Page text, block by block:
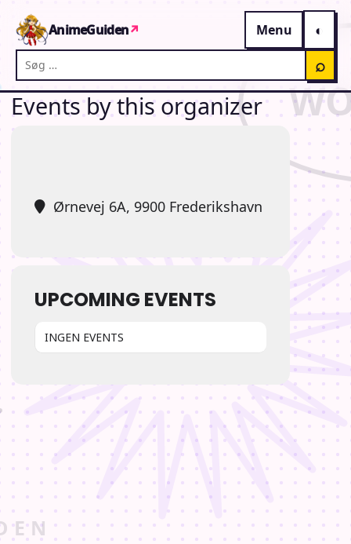
AnimeGuiden↗
Menu
Søg på AnimeGuiden
⌕
Events by this organizer
Ørnevej 6A, 9900 Frederikshavn
UPCOMING EVENTS
INGEN EVENTS